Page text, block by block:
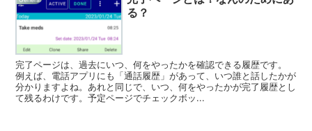
る？
完了ページは、過去にいつ、何をやったかを確認できる履歴です。
例えば、電話アプリにも「通話履歴」があって、いつ誰と話したかが
分かりますよね。あれと同じで、いつ、何をやったかが完了履歴とし
て残るわけです。予定ページでチェックボッ...